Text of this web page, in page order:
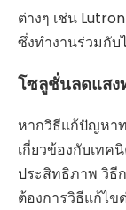
ต่างๆ เช่น
ซึ่งทำงานร่วมกับ
โซลูชั่นลดแสง
หากวิธีแก้ปัญหา
เกี่ยวข้องกับเทค
ประสิทธิภาพ วิธี
ต้องการวิธีแก้ไข